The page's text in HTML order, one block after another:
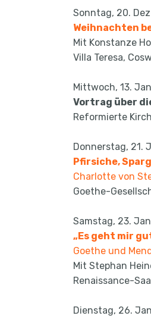
Sonntag, 20.
Weihnachten
Mit Konstanze
Villa Teresa,
Mittwoch, 13.
Vortrag über
Reformierte
Donnerstag, 21.
Pfirsiche,
Charlotte von
Goethe-
Samstag, 23.
„Es geht mir
Goethe und
Mit Stephan
Renaissance-
Dienstag, 26.